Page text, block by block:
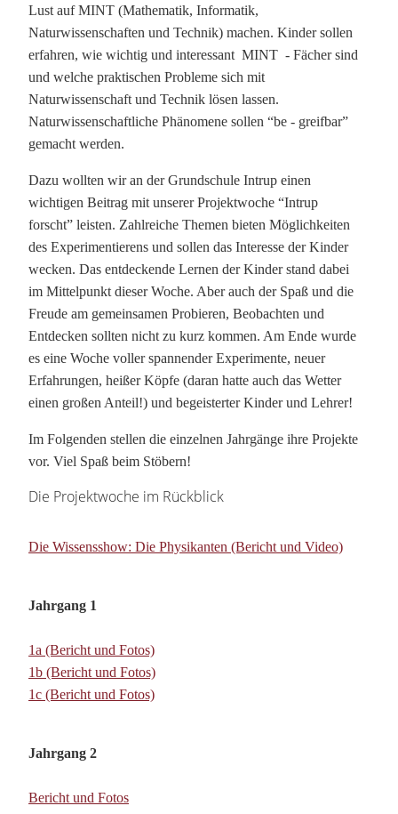
Lust auf MINT (Mathematik, Informatik,
Naturwissenschaften und Technik) machen. Kinder sollen
erfahren, wie wichtig und interessant MINT - Fächer sind
und welche praktischen Probleme sich mit
Naturwissenschaft und Technik lösen lassen.
Naturwissenschaftliche Phänomene sollen “be - greifbar”
gemacht werden.
Dazu wollten wir an der Grundschule Intrup einen
wichtigen Beitrag mit unserer Projektwoche “Intrup
forscht” leisten. Zahlreiche Themen bieten Möglichkeiten
des Experimentierens und sollen das Interesse der Kinder
wecken. Das entdeckende Lernen der Kinder stand dabei
im Mittelpunkt dieser Woche. Aber auch der Spaß und die
Freude am gemeinsamen Probieren, Beobachten und
Entdecken sollten nicht zu kurz kommen. Am Ende wurde
es eine Woche voller spannender Experimente, neuer
Erfahrungen, heißer Köpfe (daran hatte auch das Wetter
einen großen Anteil!) und begeisterter Kinder und Lehrer!
Im Folgenden stellen die einzelnen Jahrgänge ihre Projekte
vor. Viel Spaß beim Stöbern!
Die Projektwoche im Rückblick
Die Wissensshow: Die Physikanten (Bericht und Video)
Jahrgang 1
1a (Bericht und Fotos)
1b (Bericht und Fotos)
1c (Bericht und Fotos)
Jahrgang 2
Bericht und Fotos